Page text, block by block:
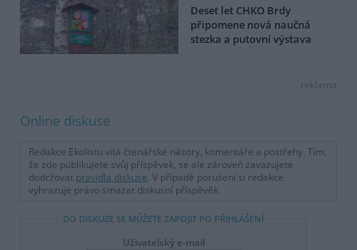
Deset let CHKO Brdy
připomene nová naučná
stezka a putovní výstava
reklama
Online diskuse
Redakce Ekolistu vítá čtenářské názory, komentáře a postřehy. Tím,
že zde publikujete svůj příspěvek, se ale zároveň zavazujete
dodržovat pravidla diskuse. V případě porušení si redakce
vyhrazuje právo smazat diskusní příspěvěk
DO DISKUZE SE MŮŽETE ZAPOJIT PO PŘIHLÁŠENÍ
Uživatelský e-mail